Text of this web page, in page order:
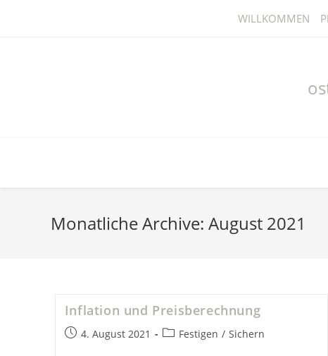
WILLKOMMEN
Monatliche Archive: August 2021
Inflation und Preisberechnung
Beitrag4. August 2021
Beitrags-
Festigen / Sichern